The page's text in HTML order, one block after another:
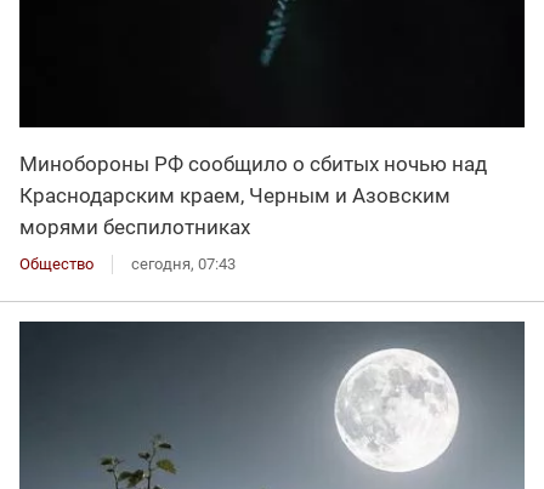
Минобороны РФ сообщило о сбитых ночью над
Краснодарским краем, Черным и Азовским
морями беспилотниках
Общество сегодня, 07:43